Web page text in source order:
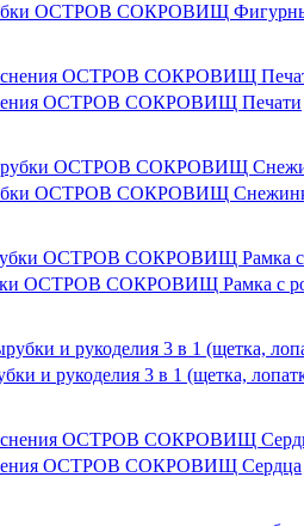
ОСТРОВ СОКРОВИЩ
ОСТРОВ СОКРОВИЩ Печати
ОСТРОВ СОКРОВИЩ
ОСТРОВ СОКРОВИЩ Рамка с
и рукоделия 3 в 1 (щетка,
ОСТРОВ СОКРОВИЩ Сердца